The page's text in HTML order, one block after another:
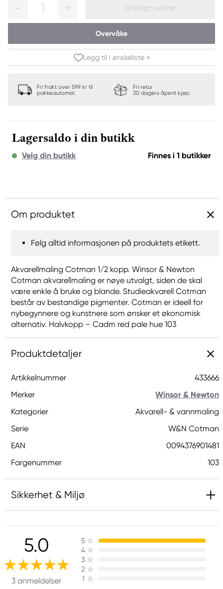
1 Utsolgt online
Overvåke
Legg til i ønskeliste »
Fri frakt over 599 kr til
pakkeautomat.
Fri retur
30 dagers åpent kjøp.
Lagersaldo i din butikk
Velg din butikk Finnes i 1 butikker
Om produktet
Følg alltid informasjonen på produktets etikett.
Akvarellmaling Cotman 1/2 kopp. Winsor & Newton
Cotman akvarellmaling er nøye utvalgt, siden de skal
være enkle å bruke og blande. Studieakvarell Cotman
består av bestandige pigmenter. Cotman er ideell for
nybegynnere og kunstnere som ønsker et økonomisk
alternativ. Halvkopp – Cadm red pale hue 103
Produktdetaljer
Artikkelnummer
433666
Merker
Winsor & Newton
Kategorier
Akvarell- & vannmaling
Serie
W&N Cotman
EAN
0094376901481
Fargenummer
103
Sikkerhet & Miljø
Inneholder 2-methyl-1,2-benzothiazol-3(2H)-on;
[MBIT]. Kan gi en allergisk reaksjon.
Ansvarlig EU
Winsor & Newton
5.0
3 anmeldelser
5 ☆
4 ☆
3 ☆
2 ☆
1 ☆